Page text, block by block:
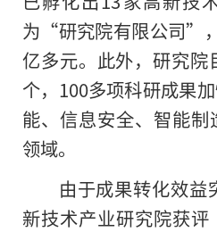
为“研究院有限公司”
亿多元。此外，研究院
个，100多项科研成果
能、信息安全、智能
领域。
由于成果转化效益
新技术产业研究院获